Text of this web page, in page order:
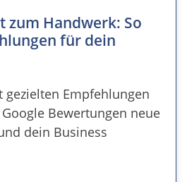
zum Handwerk: So
für dein
gezielten Empfehlungen
Bewertungen neue
dein Business